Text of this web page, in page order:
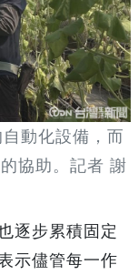
動化設備，而
協助。記者 謝
逐步累積固定
示儘管每一作